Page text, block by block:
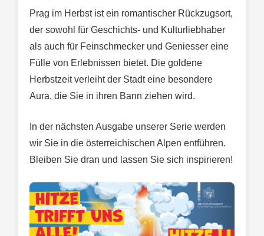
Prag im Herbst ist ein romantischer Rückzugsort,
der sowohl für Geschichts- und Kulturliebhaber
als auch für Feinschmecker und Geniesser eine
Fülle von Erlebnissen bietet. Die goldene
Herbstzeit verleiht der Stadt eine besondere
Aura, die Sie in ihren Bann ziehen wird.
In der nächsten Ausgabe unserer Serie werden
wir Sie in die österreichischen Alpen entführen.
Bleiben Sie dran und lassen Sie sich inspirieren!